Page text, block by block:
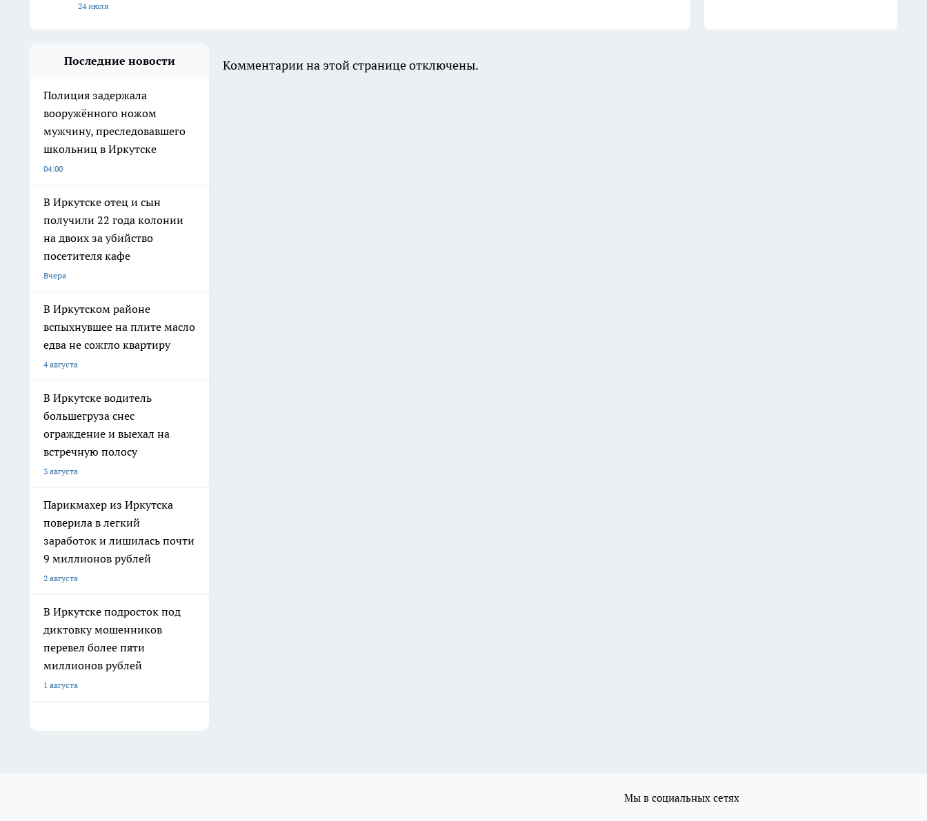
24 июля
Последние новости
Полиция задержала
вооружённого ножом
мужчину, преследовавшего
школьниц в Иркутске
04:00
В Иркутске отец и сын
получили 22 года колонии
на двоих за убийство
посетителя кафе
Вчера
В Иркутском районе
вспыхнувшее на плите масло
едва не сожгло квартиру
4 августа
В Иркутске водитель
большегруза снес
ограждение и выехал на
встречную полосу
3 августа
Парикмахер из Иркутска
поверила в легкий
заработок и лишилась почти
9 миллионов рублей
2 августа
В Иркутске подросток под
диктовку мошенников
перевел более пяти
миллионов рублей
1 августа
Комментарии на этой странице отключены.
Мы в социальных сетях